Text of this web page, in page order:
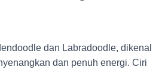
dan Labradoodle, dikenal
dan penuh energi. Ciri